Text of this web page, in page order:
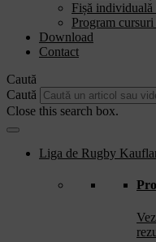
Fișă individuală
Program
Download
Contact
Caută
Caută
Close this search box.
Liga de Rugby